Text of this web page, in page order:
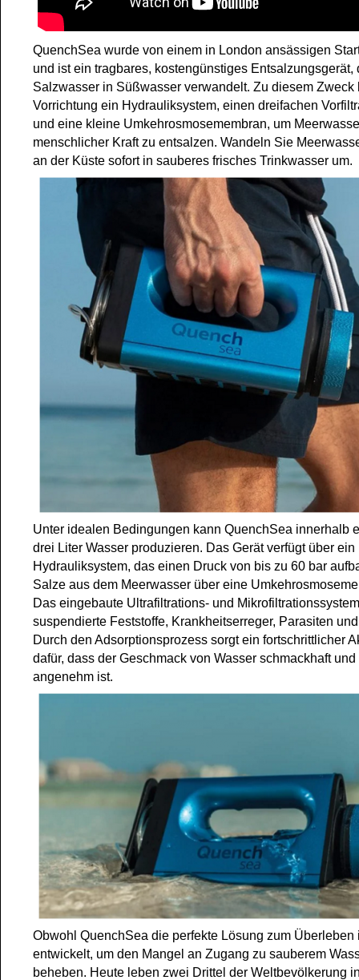
QuenchSea wurde von einem in London ansässigen
und ist ein tragbares, kostengünstiges Entsalzungsgerät,
Salzwasser in Süßwasser verwandelt. Zu diesem Zweck
Vorrichtung ein Hydrauliksystem, einen dreifachen
und eine kleine Umkehrosmosemembran, um
menschlicher Kraft zu entsalzen. Wandeln Sie
an der Küste sofort in sauberes frisches Trinkwasser um.
Unter idealen Bedingungen kann QuenchSea innerhalb
drei Liter Wasser produzieren. Das Gerät verfügt über ein
Hydrauliksystem, das einen Druck von bis zu 60 bar
Salze aus dem Meerwasser über eine
Das eingebaute Ultrafiltrations- und
suspendierte Feststoffe, Krankheitserreger, Parasiten
Durch den Adsorptionsprozess sorgt ein fortschrittlicher
dafür, dass der Geschmack von Wasser schmackhaft
angenehm ist.
Obwohl QuenchSea die perfekte Lösung zum Überleben
entwickelt, um den Mangel an Zugang zu sauberem
beheben. Heute leben zwei Drittel der Weltbevölkerung